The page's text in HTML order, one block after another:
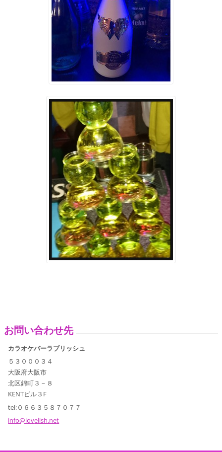
お問い合わせ先
カラオケバーラブリッシュ
５３０００３４
大阪府大阪市
北区錦町３－８
KENTビル３F
tel:０６６３５８７０７７
info@lovelish.net